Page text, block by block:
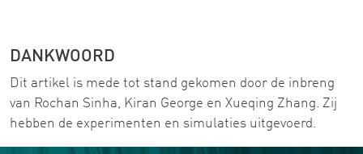
DANKWOORD
Dit artikel is mede tot stand gekomen door de inbreng
van Rochan Sinha, Kiran George en Xueqing Zhang. Zij
hebben de experimenten en simulaties uitgevoerd.